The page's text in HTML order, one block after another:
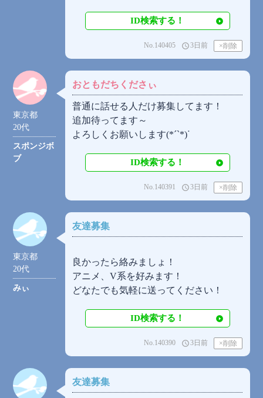
ID検索する！
access_time3日前
No.140405
東京都
20代
スポンジボ
ブ
おともだちくださぃ
普通に話せる人だけ募集してます！
追加待ってます～
よろしくお願いします(*´`*)ᐝ
ID検索する！
access_time3日前
No.140391
東京都
20代
みぃ
友達募集
良かったら絡みましょ！
アニメ、V系を好みます！
どなたでも気軽に送ってください！
ID検索する！
access_time3日前
No.140390
友達募集